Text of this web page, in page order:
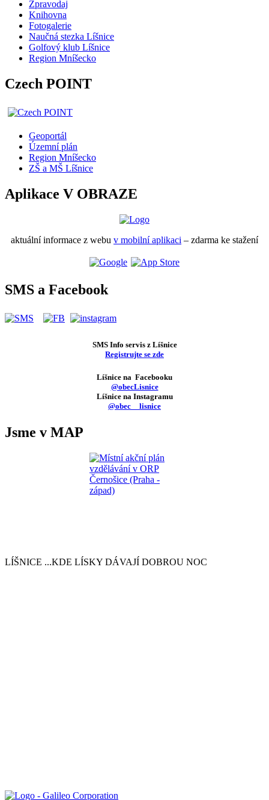
Zpravodaj
Knihovna
Fotogalerie
Naučná stezka Líšnice
Golfový klub Líšnice
Region Mníšecko
Czech POINT
Geoportál
Územní plán
Region Mníšecko
ZŠ a MŠ Líšnice
Aplikace V OBRAZE
aktuální informace z webu v mobilní aplikaci – zdarma ke stažení
SMS a Facebook
SMS Info servis z Líšnice
Registrujte se zde
Líšnice na Facebooku
@obecLisnice
Líšnice na Instagramu
@obec__lisnice
Jsme v MAP
LÍŠNICE ...KDE LÍSKY DÁVAJÍ DOBROU NOC